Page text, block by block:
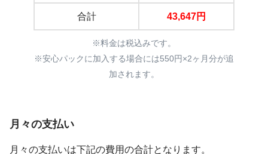
合計 43,647円
※料金は税込みです。
※安心パックに加入する場合には550円×2ヶ月分が追
加されます。
月々の支払い
月々の支払いは下記の費用の合計となります。